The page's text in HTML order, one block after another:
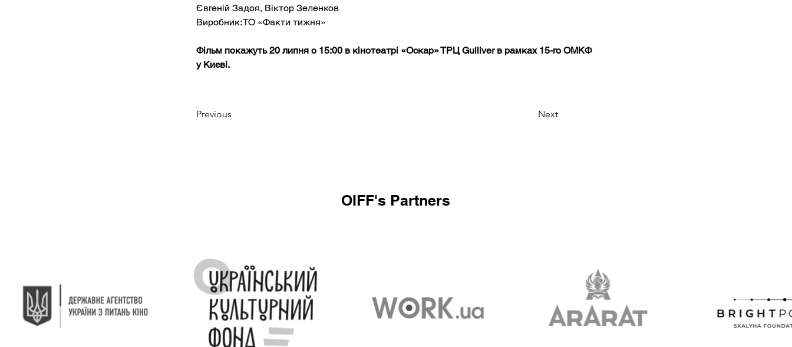
Євгеній Задоя, Віктор Зеленков
Виробник: ТО «Факти тижня»
Фільм покажуть 20 липня о 15:00 в кінотеатрі «Оскар» ТРЦ Gulliver в рамках 15-го ОМКФ
у Києві.
Previous Next
OIFF's Partners